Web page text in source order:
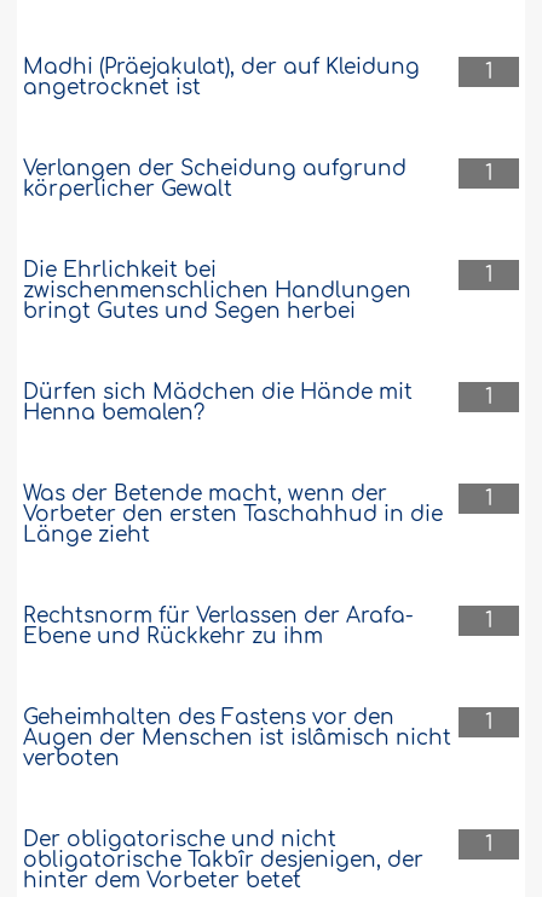
1
Madhi (Präejakulat), der auf Kleidung
angetrocknet ist
1
Verlangen der Scheidung aufgrund
körperlicher Gewalt
1
Die Ehrlichkeit bei
zwischenmenschlichen Handlungen
bringt Gutes und Segen herbei
1
Dürfen sich Mädchen die Hände mit
Henna bemalen?
1
Was der Betende macht, wenn der
Vorbeter den ersten Taschahhud in die
Länge zieht
1
Rechtsnorm für Verlassen der Arafa-
Ebene und Rückkehr zu ihm
1
Geheimhalten des Fastens vor den
Augen der Menschen ist islâmisch nicht
verboten
1
Der obligatorische und nicht
obligatorische Takbîr desjenigen, der
hinter dem Vorbeter betet